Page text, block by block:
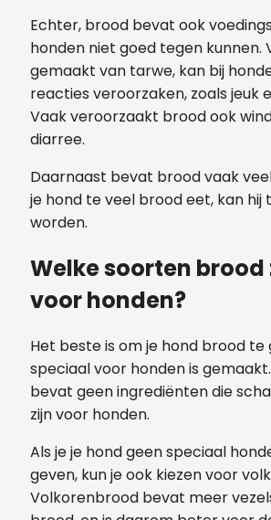
Echter, brood bevat ook
honden niet goed tegen kunnen.
gemaakt van tarwe, kan bij
reacties veroorzaken, zoals jeuk
Vaak veroorzaakt brood ook
diarree.
Daarnaast bevat brood vaak
je hond te veel brood eet, kan hij
worden.
Welke soorten
voor honden?
Het beste is om je hond brood te
speciaal voor honden is
bevat geen ingrediënten die
zijn voor honden.
Als je je hond geen speciaal
geven, kun je ook kiezen voor
Volkorenbrood bevat meer